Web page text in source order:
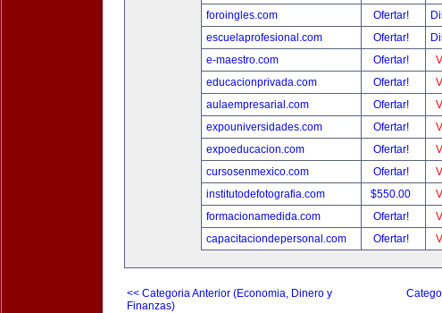
foroingles.com
Ofertar!
escuelaprofesional.com
Ofertar!
e-maestro.com
Ofertar!
educacionprivada.com
Ofertar!
aulaempresarial.com
Ofertar!
expouniversidades.com
Ofertar!
expoeducacion.com
Ofertar!
cursosenmexico.com
Ofertar!
institutodefotografia.com
$550.00
formacionamedida.com
Ofertar!
capacitaciondepersonal.com
Ofertar!
<< Categoria Anterior (Economia, Dinero y
Finanzas)